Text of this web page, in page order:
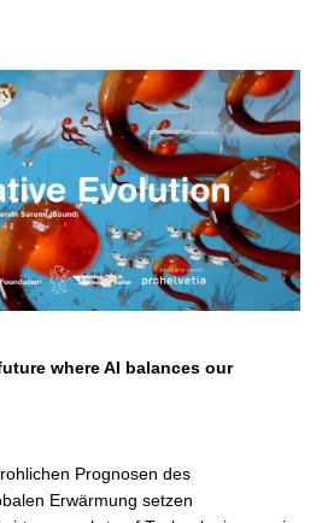
where AI balances our
Erwärmung setzen
vermehrt auf Technologiegen wie